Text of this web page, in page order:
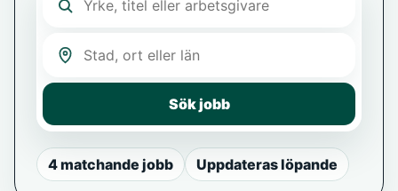
Sök jobb
4 matchande jobb Uppdateras löpande